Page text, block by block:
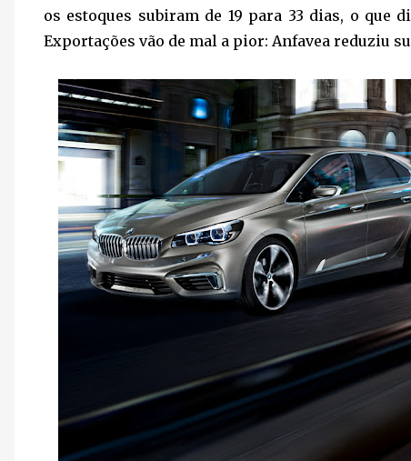
os estoques subiram de 19 para 33 dias, o que
Exportações vão de mal a pior: Anfavea reduziu